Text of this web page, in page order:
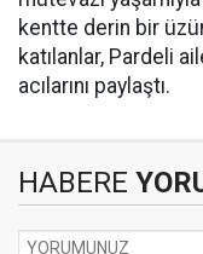
kentte derin bir
katılanlar, Pardeli
acılarını paylaştı.
HABERE